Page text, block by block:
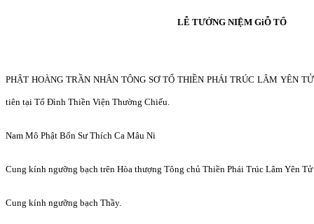
LỄ TƯỞNG NIỆM GiỖ TỔ
PHẬT HOÀNG TRẦN NHÂN TÔNG SƠ TỔ THIỀN PHÁI TRÚC LÂM YÊN
tiên tại Tổ Đình Thiền Viện Thường Chiếu.
Nam Mô Phật Bổn Sư Thích Ca Mâu Ni
Cung kính ngưỡng bạch trên Hòa thượng Tông chủ Thiền Phái Trúc Lâm Yên
Cung kính ngưỡng bạch Thầy.